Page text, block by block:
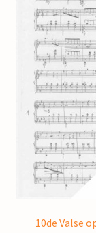
10de Valse